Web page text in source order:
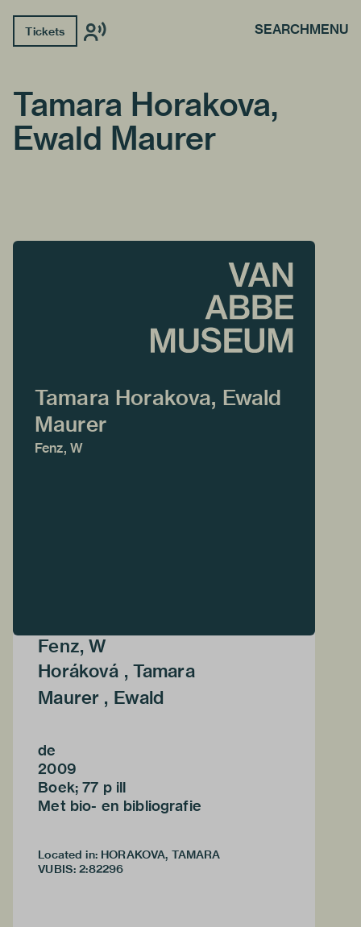
Tickets SEARCHMENU
Tamara Horakova,
Ewald Maurer
Tamara Horakova, Ewald
Maurer
Fenz, W
Fenz, W
Horáková , Tamara
Maurer , Ewald
de
2009
Boek; 77 p ill
Met bio- en bibliografie
Located in: HORAKOVA, TAMARA
VUBIS: 2:82296